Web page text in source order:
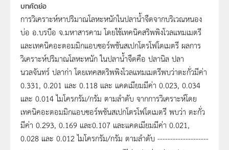
บทคัดย่อ
การวิเคราะห์หาปริมาณโลหะหนักในปลาน้ำจืดจากบริเวณหนอง
บ่อ อ.บรบือ จ.มหาสารคาม โดยใช้เทคนิคสริพพิงโวลแทมเมตรี
และเทคนิคอะตอมมิกแอบซอร์พชันสเปกโตรโฟโตเมตรี ผลการ
วิเคราะห์ปริมาณโลหะหนัก ในปลาน้ำจืดคือ ปลานิล ปลา
นวลจันทร์ ปลาก่า โดยเทคสตริพพิงโวลแทมเมตรีพบว่าตะกั่วมีค่า
0.331, 0.201 และ 0.118 และ แคดเมียมมีค่า 0.023, 0.034
และ 0.014 ไมโครกรัม/กรัม ตามลำดับ จากการวิเคราะห์โดย
เทคนิคอะตอมมิกแอบซอร์พชันสเปกโตรโฟโตเมตรี พบว่า ตะกั่ว
มีค่า 0.293, 0.169 และ0.107 และแคดเมียมมีค่า 0.021,
0.028 และ 0.012 ไมโครกรัม/กรัม ตามลำดับ --------------------